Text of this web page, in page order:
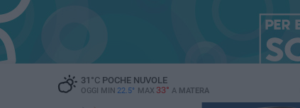
31 °CPOCHE NUVOLE
OGGI MIN 22.5° MAX 33° A MATERA